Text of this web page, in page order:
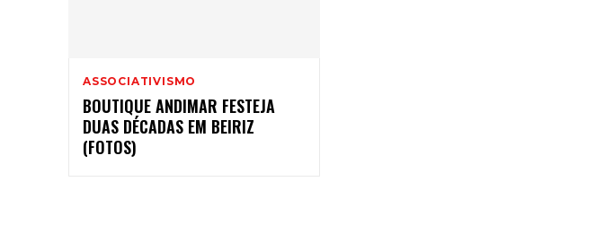
ASSOCIATIVISMO
BOUTIQUE ANDIMAR FESTEJA
DUAS DÉCADAS EM BEIRIZ
(FOTOS)